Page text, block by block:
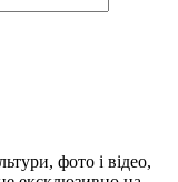
фото і відео,